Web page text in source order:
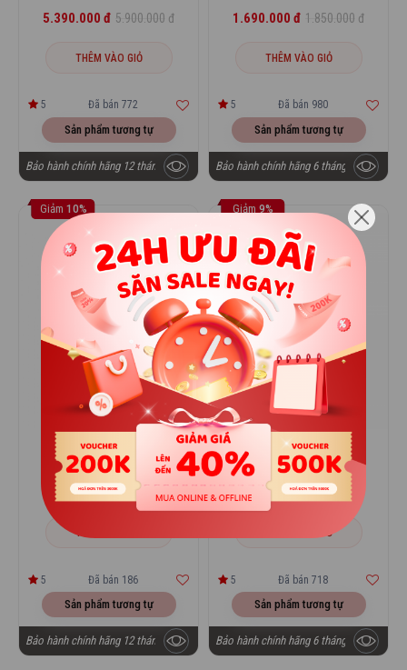
5.390.000 đ 5.900.000 đ
THÊM VÀO GIỎ
5 Đã bán 772
Sản phẩm tương tự
Bảo hành chính hãng 12 tháng
1.690.000 đ 1.850.000 đ
THÊM VÀO GIỎ
5 Đã bán 980
Sản phẩm tương tự
Bảo hành chính hãng 6 tháng
Giảm 10%
AKG K72
1.490.000 đ 1.650.000 đ
THÊM VÀO GIỎ
5 Đã bán 186
Sản phẩm tương tự
Bảo hành chính hãng 12 tháng
Giảm 9%
AKG K92
1.690.000 đ 1.850.000 đ
THÊM VÀO GIỎ
5 Đã bán 718
Sản phẩm tương tự
Bảo hành chính hãng 6 tháng